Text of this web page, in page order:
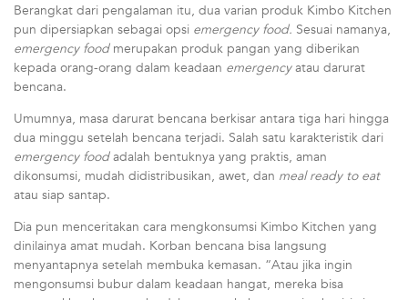
Berangkat dari pengalaman itu, dua varian produk Kimbo Kitchen
pun dipersiapkan sebagai opsi emergency food. Sesuai namanya,
emergency foodmerupakan produk pangan yang diberikan
kepada orang-orang dalam keadaan emergencyatau darurat
bencana.
Umumnya, masa darurat bencana berkisar antara tiga hari hingga
dua minggu setelah bencana terjadi. Salah satu karakteristik dari
emergency foodadalah bentuknya yang praktis, aman
dikonsumsi, mudah didistribusikan, awet, dan meal ready to eat
atau siap santap.
Dia pun menceritakan cara mengkonsumsi Kimbo Kitchen yang
dinilainya amat mudah. Korban bencana bisa langsung
menyantapnya setelah membuka kemasan. “Atau jika ingin
mengonsumsi bubur dalam keadaan hangat, mereka bisa